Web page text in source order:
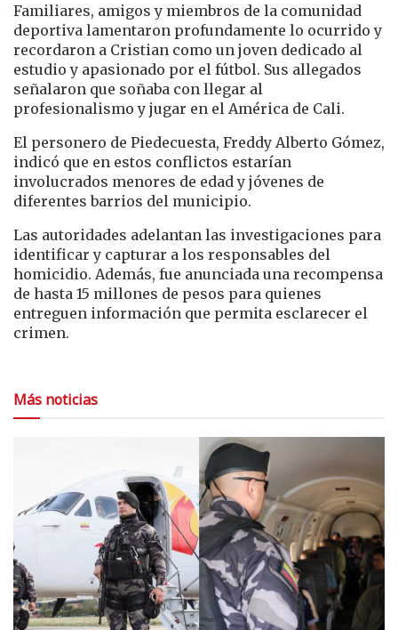
Familiares, amigos y miembros de la comunidad
deportiva lamentaron profundamente lo ocurrido y
recordaron a Cristian como un joven dedicado al
estudio y apasionado por el fútbol. Sus allegados
señalaron que soñaba con llegar al
profesionalismo y jugar en el América de Cali.
El personero de Piedecuesta, Freddy Alberto Gómez,
indicó que en estos conflictos estarían
involucrados menores de edad y jóvenes de
diferentes barrios del municipio.
Las autoridades adelantan las investigaciones para
identificar y capturar a los responsables del
homicidio. Además, fue anunciada una recompensa
de hasta 15 millones de pesos para quienes
entreguen información que permita esclarecer el
crimen.
Más noticias